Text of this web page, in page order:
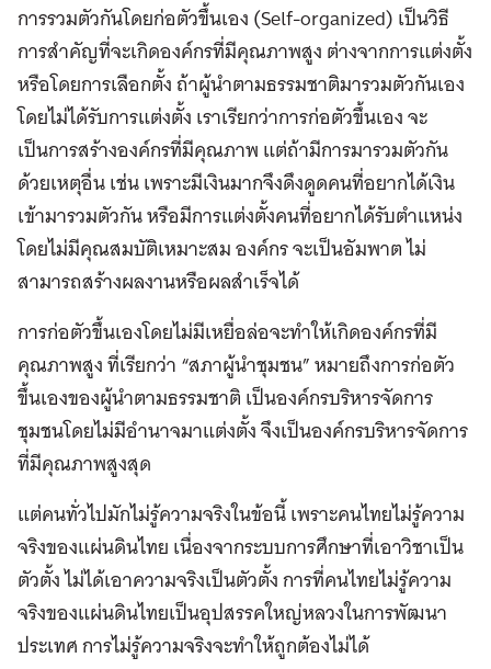
การรวมตัวกันโดยก่อตัวขึ้นเอง (Self-organized) เป็นวิธี
การสำคัญที่จะเกิดองค์กรที่มีคุณภาพสูง ต่างจากการแต่งตั้ง
หรือโดยการเลือกตั้ง ถ้าผู้นำตามธรรมชาติมารวมตัวกันเอง
โดยไม่ได้รับการแต่งตั้ง เราเรียกว่าการก่อตัวขึ้นเอง จะ
เป็นการสร้างองค์กรที่มีคุณภาพ แต่ถ้ามีการมารวมตัวกัน
ด้วยเหตุอื่น เช่น เพราะมีเงินมากจึงดึงดูดคนที่อยากได้เงิน
เข้ามารวมตัวกัน หรือมีการแต่งตั้งคนที่อยากได้รับตำแหน่ง
โดยไม่มีคุณสมบัติเหมาะสม องค์กร จะเป็นอัมพาต ไม่
สามารถสร้างผลงานหรือผลสำเร็จได้
การก่อตัวขึ้นเองโดยไม่มีเหยื่อล่อจะทำให้เกิดองค์กรที่มี
คุณภาพสูง ที่เรียกว่า “สภาผู้นำชุมชน” หมายถึงการก่อตัว
ขึ้นเองของผู้นำตามธรรมชาติ เป็นองค์กรบริหารจัดการ
ชุมชนโดยไม่มีอำนาจมาแต่งตั้ง จึงเป็นองค์กรบริหารจัดการ
ที่มีคุณภาพสูงสุด
แต่คนทั่วไปมักไม่รู้ความจริงในข้อนี้ เพราะคนไทยไม่รู้ความ
จริงของแผ่นดินไทย เนื่องจากระบบการศึกษาที่เอาวิชาเป็น
ตัวตั้ง ไม่ได้เอาความจริงเป็นตัวตั้ง การที่คนไทยไม่รู้ความ
จริงของแผ่นดินไทยเป็นอุปสรรคใหญ่หลวงในการพัฒนา
ประเทศ การไม่รู้ความจริงจะทำให้ถูกต้องไม่ได้